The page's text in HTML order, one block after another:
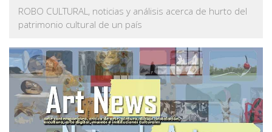
ROBO CULTURAL, noticias y análisis acerca de hurto del
patrimonio cultural de un país